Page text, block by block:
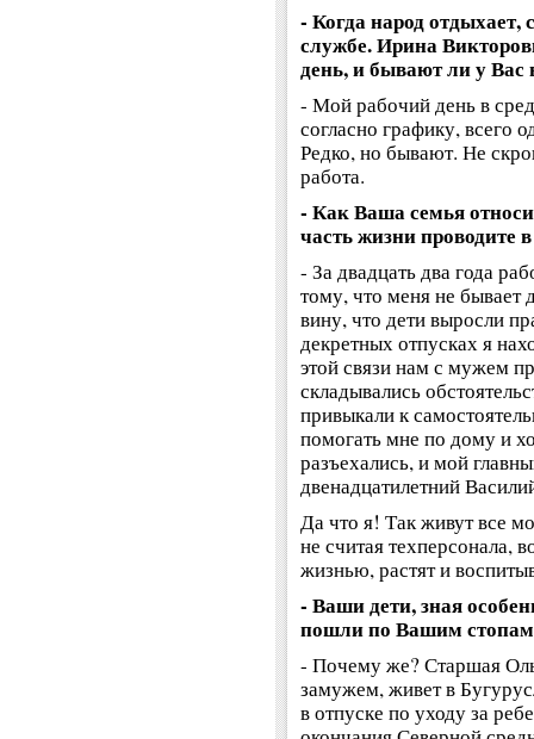
- Когда народ отдыхает,
службе. Ирина
день, и бывают ли у
- Мой рабочий день в
согласно графику, всего
Редко, но бывают. Не
работа.
- Как Ваша семья
часть жизни проводите
- За двадцать два года
тому, что меня не бывает
вину, что дети выросли
декретных отпусках я
этой связи нам с мужем
складывались
привыкали к
помогать мне по дому и
разъехались, и мой
двенадцатилетний
Да что я! Так живут все
не считая техперсонала,
жизнью, растят и
- Ваши дети, зная
пошли по Вашим
- Почему же? Старшая
замужем, живет в
в отпуске по уходу за